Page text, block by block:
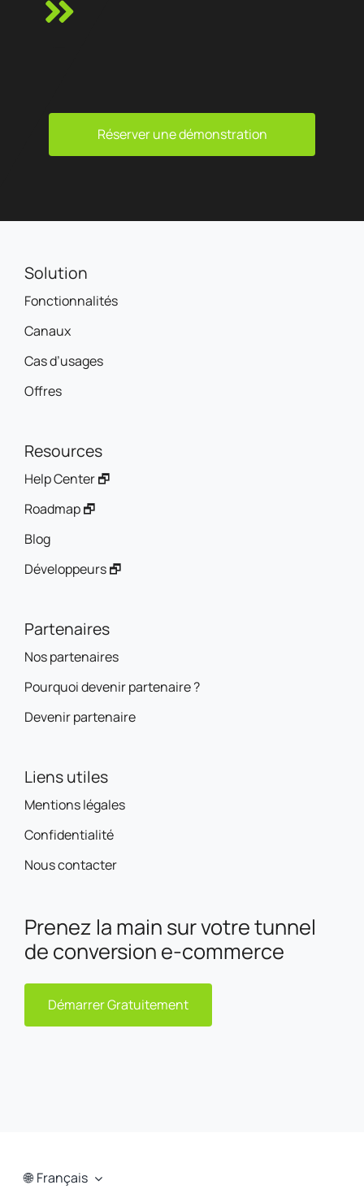
Réserver une démonstration
Solution
Fonctionnalités
Canaux
Cas d’usages
Offres
Resources
Help Center 🗗
Roadmap 🗗
Blog
Développeurs 🗗
Partenaires
Nos partenaires
Pourquoi devenir partenaire ?
Devenir partenaire
Liens utiles
Mentions légales
Confidentialité
Nous contacter
Prenez la main sur votre tunnel
de conversion e-commerce
Démarrer Gratuitement
Français